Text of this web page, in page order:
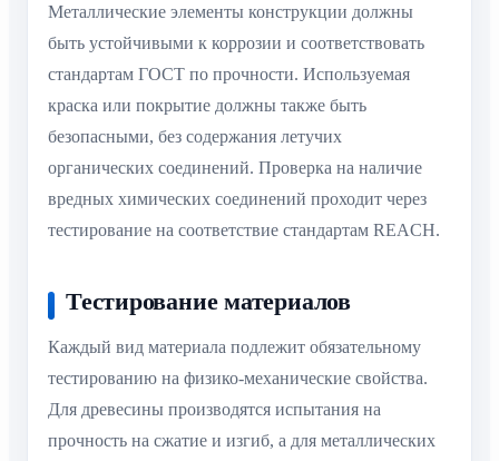
Металлические элементы конструкции должны
быть устойчивыми к коррозии и соответствовать
стандартам ГОСТ по прочности. Используемая
краска или покрытие должны также быть
безопасными, без содержания летучих
органических соединений. Проверка на наличие
вредных химических соединений проходит через
тестирование на соответствие стандартам REACH.
Тестирование материалов
Каждый вид материала подлежит обязательному
тестированию на физико-механические свойства.
Для древесины производятся испытания на
прочность на сжатие и изгиб, а для металлических